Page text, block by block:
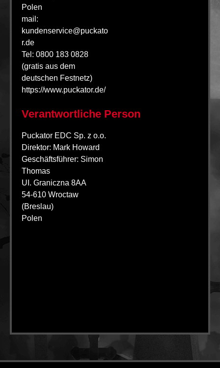
Polen
mail:
kundenservice@puckato
r.de
Tel: 0800 183 0828
(gratis aus dem
deutschen Festnetz)
https://www.puckator.de/
Verantwortliche Person
Puckator EDC Sp. z o.o.
Direktor: Mark Howard
Geschäftsführer: Simon
Thomas
UI. Graniczna 8AA
54-610 Wroctaw
(Breslau)
Polen